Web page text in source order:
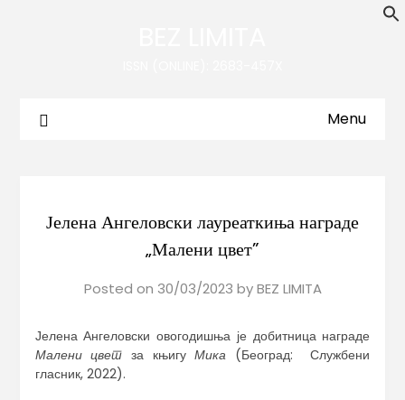
Menu
Јелена Ангеловски лауреаткиња награде
„Малени цвет”
Posted on 30/03/2023 byBEZ LIMITA
Јелена Ангеловски овогодишња је добитница награде
Малени цвет за књигуМика (Београд: Службени
гласник, 2022).